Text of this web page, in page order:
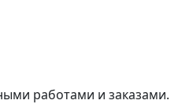
работами и заказами.